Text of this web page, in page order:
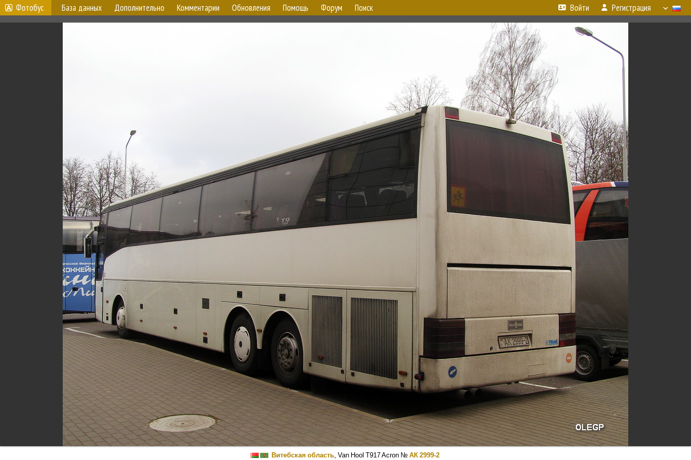
Фотобус База данных Дополнительно Комментарии Обновления Помощь Форум Поиск Войти Регистрация
Витебская область, Van Hool T917 Acron№ АК 2999-2